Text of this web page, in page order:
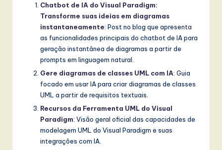
Chatbot de IA do Visual Paradigm:
Transforme suas ideias em diagramas
instantaneamente: Post no blog que apresenta
as funcionalidades principais do chatbot de IA para
geração instantânea de diagramas a partir de
prompts em linguagem natural.
Gere diagramas de classes UML com IA: Guia
focado em usar IA para criar diagramas de classes
UML a partir de requisitos textuais.
Recursos da Ferramenta UML do Visual
Paradigm: Visão geral oficial das capacidades de
modelagem UML do Visual Paradigm e suas
integrações com IA.